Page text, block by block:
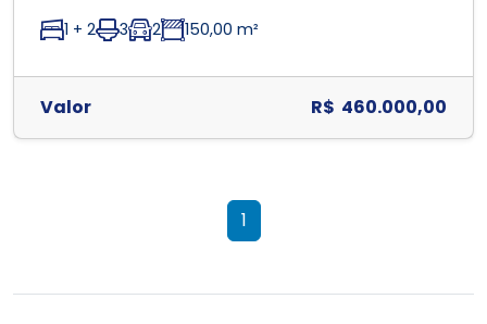
1 + 2 3 2 150,00 m²
Valor R$ 460.000,00
1